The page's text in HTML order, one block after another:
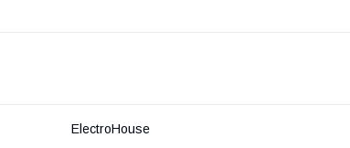
ElectroHouse